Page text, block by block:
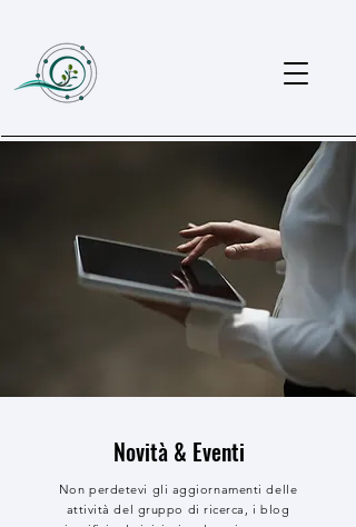
Novità & Eventi
Non perdetevi gli aggiornamenti delle
attività del gruppo di ricerca, i blog